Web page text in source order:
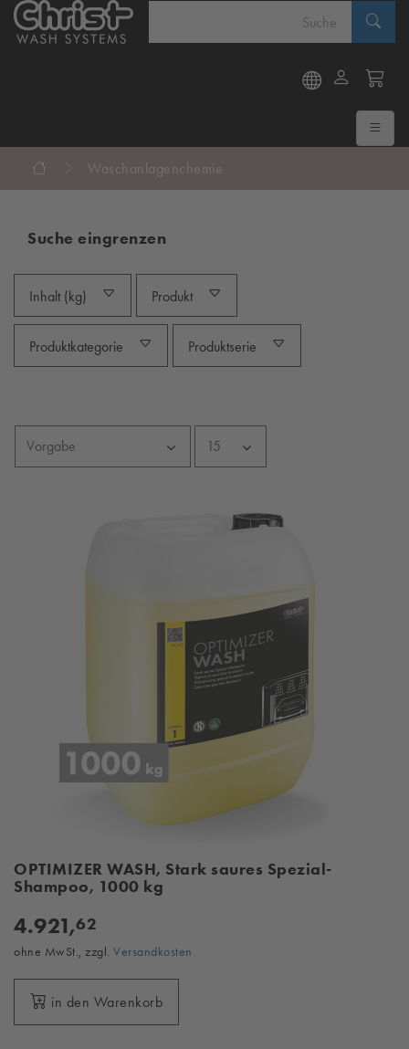
Waschanlagenchemie
Suche eingrenzen
Inhalt (kg) Produkt
Produktkategorie Produktserie
OPTIMIZER WASH, Stark saures Spezial-
Shampoo, 1000 kg
4.921,62
ohne MwSt., zzgl. Versandkosten
in den Warenkorb